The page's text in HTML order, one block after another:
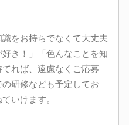
をお持ちでなくて大丈夫
き！」「色んなことを知
れば、遠慮なくご応募
研修なども予定してお
いけます。